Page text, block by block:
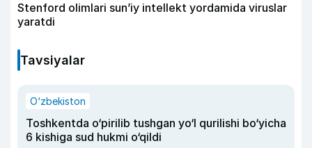
Stenford olimlari sun’iy intellekt yordamida viruslar
yaratdi
Tavsiyalar
O‘zbekiston
Toshkentda o‘pirilib tushgan yo‘l qurilishi bo‘yicha
6 kishiga sud hukmi o‘qildi